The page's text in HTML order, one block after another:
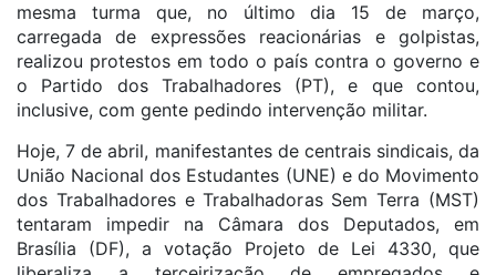
mesma turma que, no último dia 15 de março,
carregada de expressões reacionárias e golpistas,
realizou protestos em todo o país contra o governo e
o Partido dos Trabalhadores (PT), e que contou,
inclusive, com gente pedindo intervenção militar.
Hoje, 7 de abril, manifestantes de centrais sindicais, da
União Nacional dos Estudantes (UNE) e do Movimento
dos Trabalhadores e Trabalhadoras Sem Terra (MST)
tentaram impedir na Câmara dos Deputados, em
Brasília (DF), a votação Projeto de Lei 4330, que